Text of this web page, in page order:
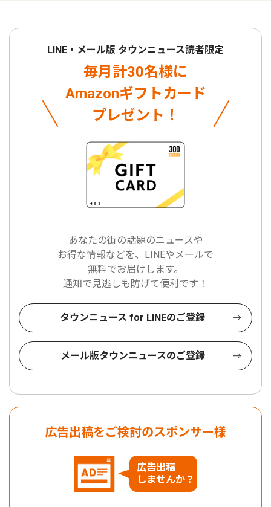
LINE・メール版 タウンニュース読者限定
毎月計30名様に
Amazonギフトカード
プレゼント！
あなたの街の話題のニュースや
お得な情報などを、LINEやメールで
無料でお届けします。
通知で見逃しも防げて便利です！
タウンニュース for LINEのご登録
メール版タウンニュースのご登録
広告出稿をご検討のスポンサー様
広告出稿
しませんか？